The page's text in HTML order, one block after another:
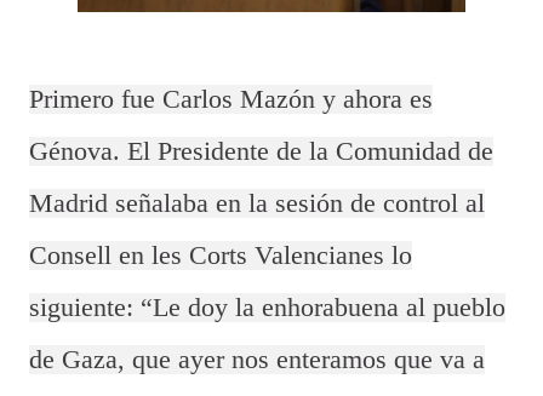
Primero fue Carlos Mazón y ahora es
Génova. El Presidente de la Comunidad de
Madrid señalaba en la sesión de control al
Consell en les Corts Valencianes lo
siguiente: “Le doy la enhorabuena al pueblo
de Gaza, que ayer nos enteramos que va a